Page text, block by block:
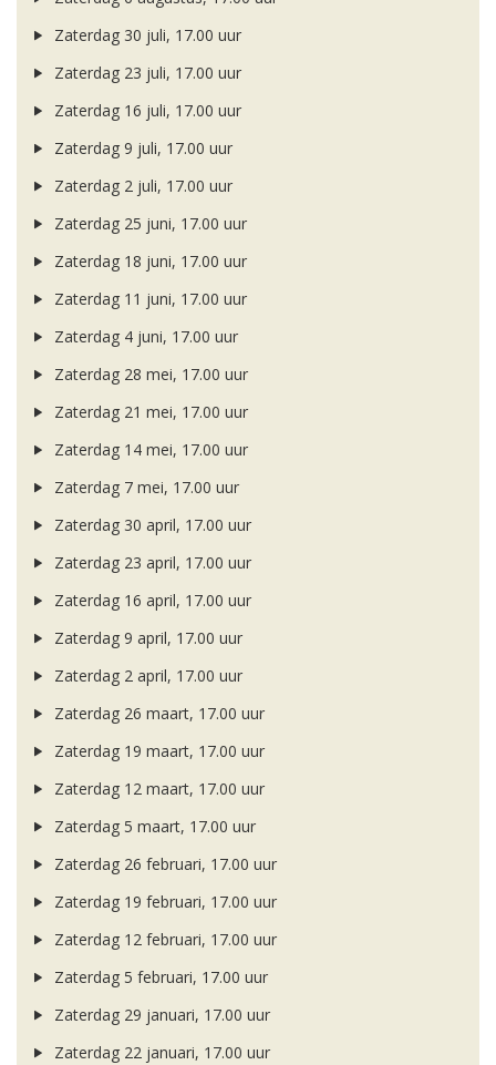
Zaterdag 30 juli, 17.00 uur
Zaterdag 23 juli, 17.00 uur
Zaterdag 16 juli, 17.00 uur
Zaterdag 9 juli, 17.00 uur
Zaterdag 2 juli, 17.00 uur
Zaterdag 25 juni, 17.00 uur
Zaterdag 18 juni, 17.00 uur
Zaterdag 11 juni, 17.00 uur
Zaterdag 4 juni, 17.00 uur
Zaterdag 28 mei, 17.00 uur
Zaterdag 21 mei, 17.00 uur
Zaterdag 14 mei, 17.00 uur
Zaterdag 7 mei, 17.00 uur
Zaterdag 30 april, 17.00 uur
Zaterdag 23 april, 17.00 uur
Zaterdag 16 april, 17.00 uur
Zaterdag 9 april, 17.00 uur
Zaterdag 2 april, 17.00 uur
Zaterdag 26 maart, 17.00 uur
Zaterdag 19 maart, 17.00 uur
Zaterdag 12 maart, 17.00 uur
Zaterdag 5 maart, 17.00 uur
Zaterdag 26 februari, 17.00 uur
Zaterdag 19 februari, 17.00 uur
Zaterdag 12 februari, 17.00 uur
Zaterdag 5 februari, 17.00 uur
Zaterdag 29 januari, 17.00 uur
Zaterdag 22 januari, 17.00 uur